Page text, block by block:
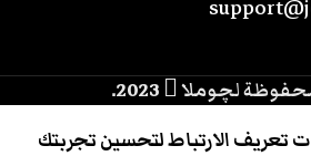
لچوملا
الارتباط لتحسين تجربتك